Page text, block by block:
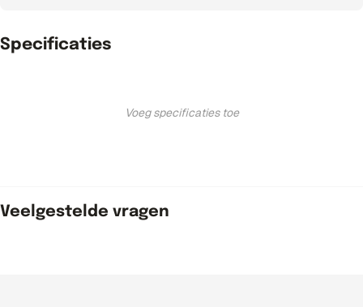
Specificaties
Voeg specificaties toe
Veelgestelde vragen